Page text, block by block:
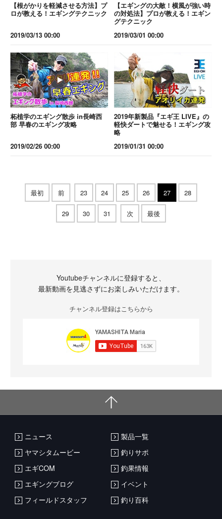
【根がかりを軽減させる方法】プ
ロが教える！エギングテクニック
2019/03/13 00:00
【エギングの大敵！横風が強い時
の対処法】プロが教える！エギン
グテクニック
2019/03/01 00:00
柘植学のエギング散歩 in長崎西
部 早春のエギング攻略
2019/02/26 00:00
2019年新製品『エギ王 LIVE』の
軽快ダートで魅せる！エギング攻
略
2019/01/31 00:00
最初 前 23 24 25 26 27 28
29 30 31 次 最後
Youtubeチャンネルに登録すると、
最新動画を見逃さずにお楽しみいただけます。
チャンネル登録はこちらから
ニュース
製品一覧
ヤマシタムービー
釣りサポ
エギCOM
釣果情報
エギングブログ
イベント
フィールドスタッフ
釣り百科